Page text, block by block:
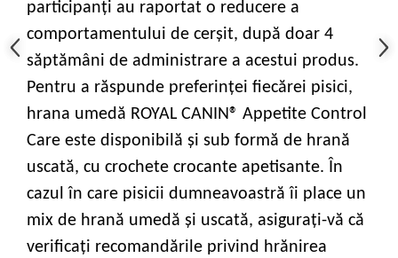
participanţi au raportat o reducere a
comportamentului de cerşit, după doar 4
săptămâni de administrare a acestui produs.
Pentru a răspunde preferinței fiecărei pisici,
hrana umedă ROYAL CANIN® Appetite Control
Care este disponibilă şi sub formă de hrană
uscată, cu crochete crocante apetisante. În
cazul în care pisicii dumneavoastră îi place un
mix de hrană umedă și uscată, asigurați-vă că
verificați recomandările privind hrănirea